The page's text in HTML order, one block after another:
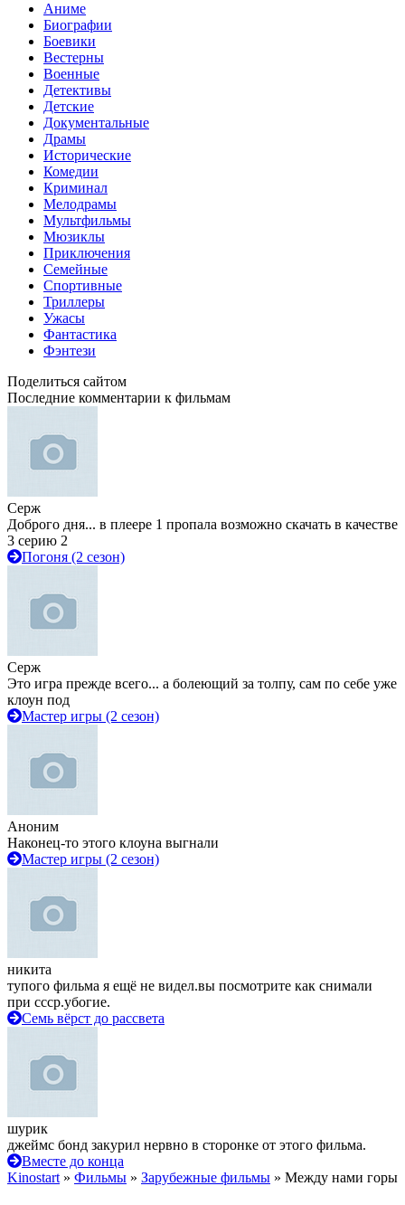
Аниме
Биографии
Боевики
Вестерны
Военные
Детективы
Детские
Документальные
Драмы
Исторические
Комедии
Криминал
Мелодрамы
Мультфильмы
Мюзиклы
Приключения
Семейные
Спортивные
Триллеры
Ужасы
Фантастика
Фэнтези
Поделиться сайтом
Последние комментарии к фильмам
Серж
Доброго дня... в плеере 1 пропала возможно скачать в качестве
3 серию 2
Погоня (2 сезон)
Серж
Это игра прежде всего... а болеющий за толпу, сам по себе уже
клоун под
Мастер игры (2 сезон)
Аноним
Наконец-то этого клоуна выгнали
Мастер игры (2 сезон)
никита
тупого фильма я ещё не видел.вы посмотрите как снимали
при ссср.убогие.
Семь вёрст до рассвета
шурик
джеймс бонд закурил нервно в сторонке от этого фильма.
Вместе до конца
Kinostart » Фильмы » Зарубежные фильмы » Между нами горы